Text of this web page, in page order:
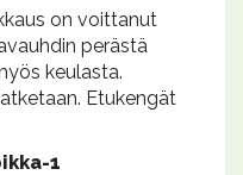
on voittanut
perästä
keulasta.
Etukengät
1